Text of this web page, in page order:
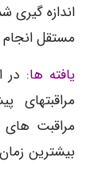
اندازه گیری
مستقل انجام
یافته­­­ ها: در
بیشترین